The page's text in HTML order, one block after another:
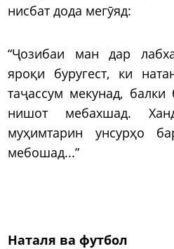
нисбат дода мегӯяд:
“Ҷозибаи ман дар
яроқи буругест, ки
таҷассум мекунад,
нишот мебахшад.
муҳимтарин унсурҳо
мебошад...”
Наталя ва футбол